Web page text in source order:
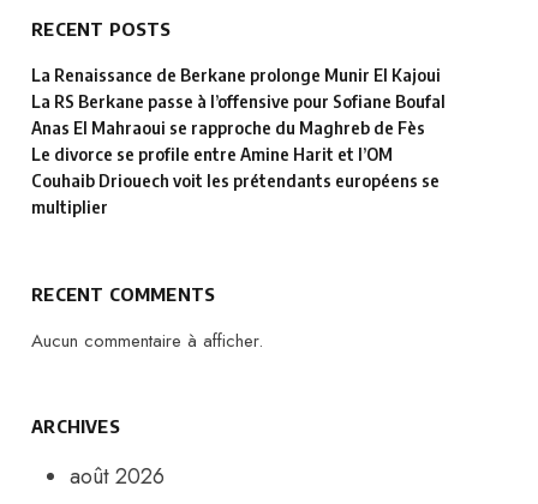
RECENT POSTS
La Renaissance de Berkane prolonge Munir El Kajoui
La RS Berkane passe à l’offensive pour Sofiane Boufal
Anas El Mahraoui se rapproche du Maghreb de Fès
Le divorce se profile entre Amine Harit et l’OM
Couhaib Driouech voit les prétendants européens se
multiplier
RECENT COMMENTS
Aucun commentaire à afficher.
ARCHIVES
août 2026